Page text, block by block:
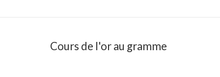
Cours de l'or au gramme